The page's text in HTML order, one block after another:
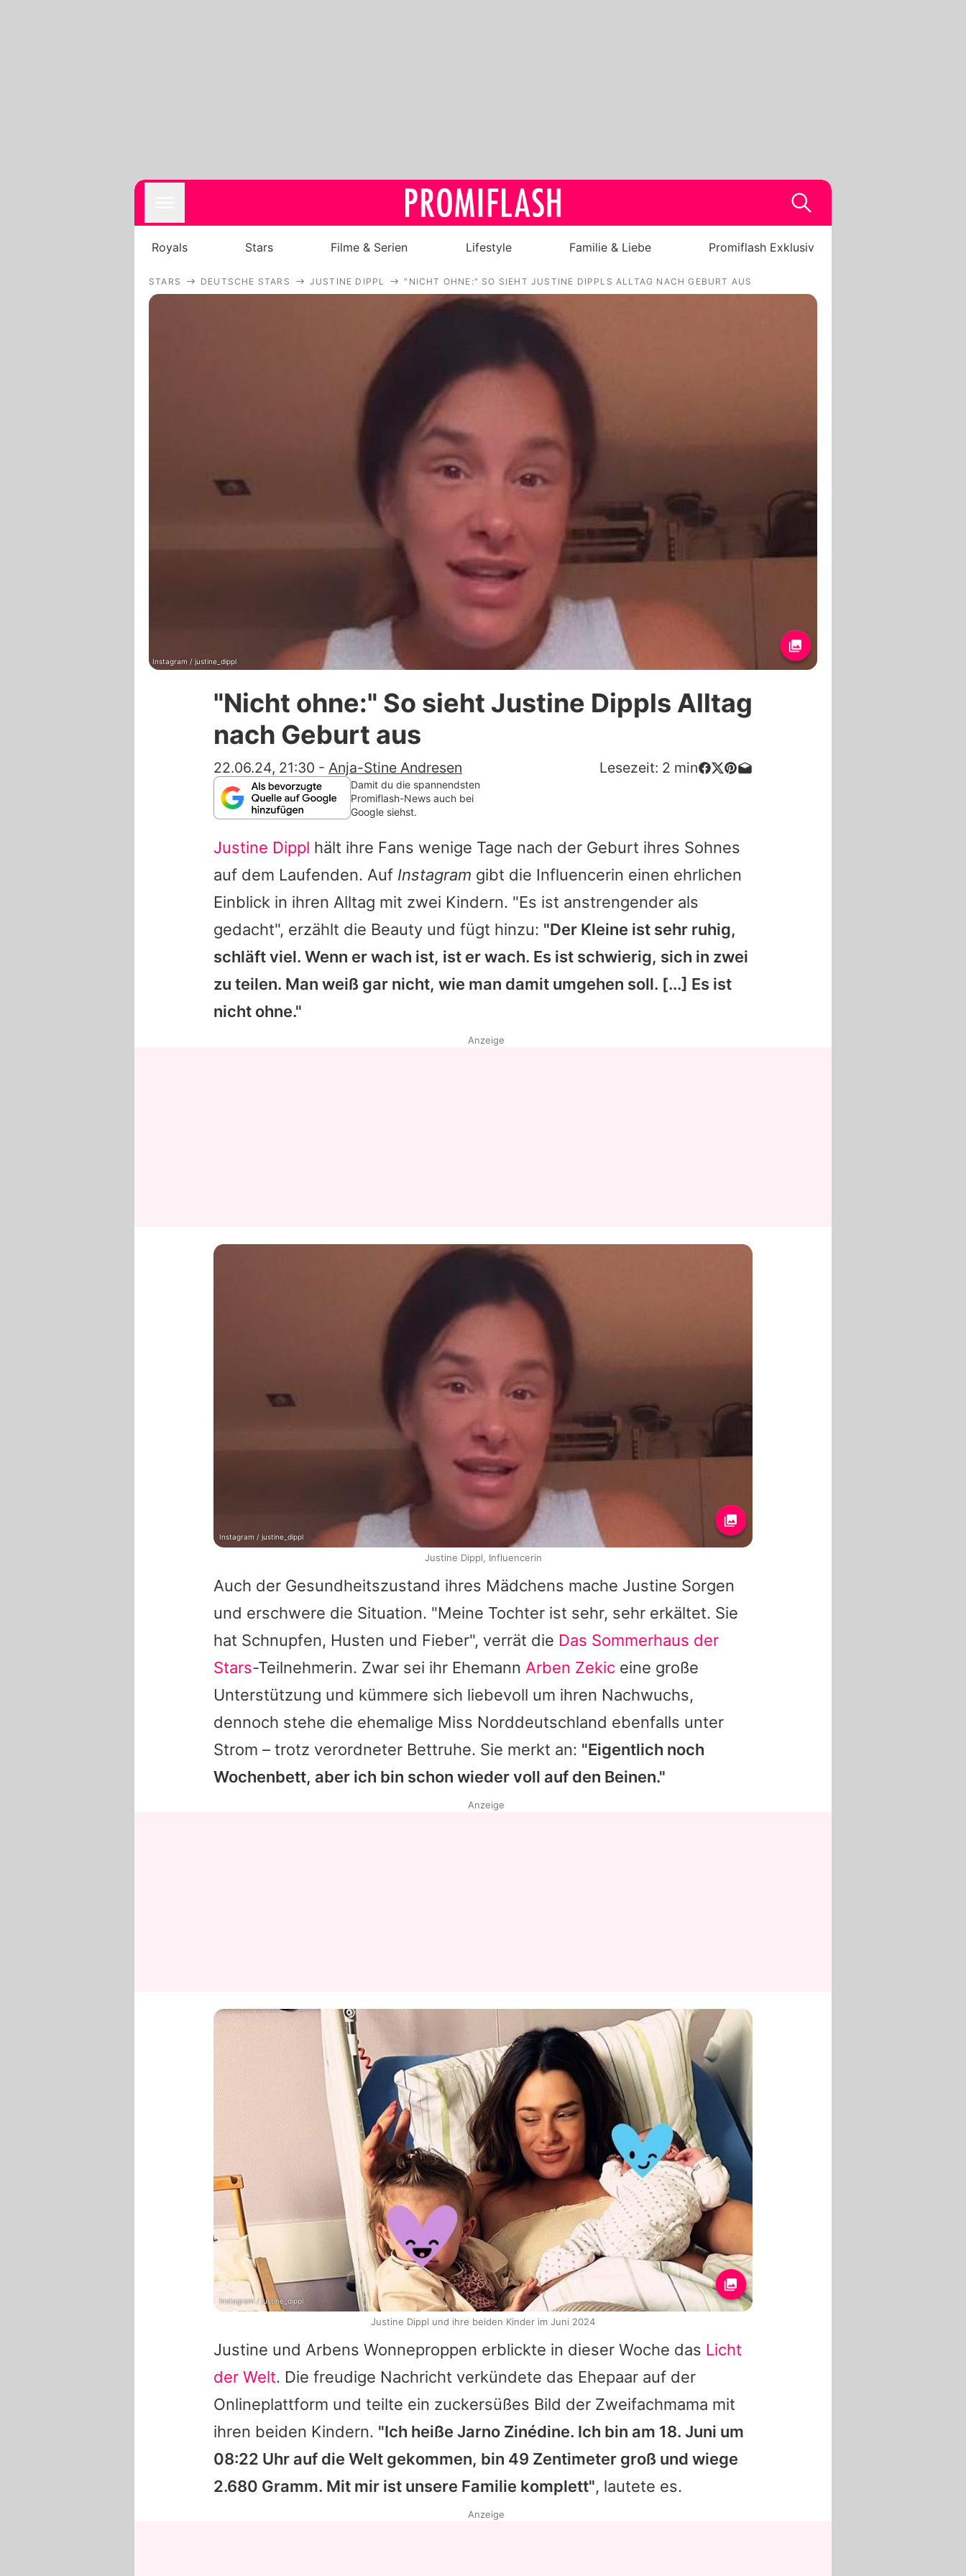
Royals
Lifestyle
Familie & Liebe
Promiflash Exklusiv
Alle Themen auf Promiflash
Jobs
App runterladen
Team
Redaktionelle Richtlinien
Impressum
Datenschutzerklärung
Nutzungsbedingungen
Royals Stars Filme & Serien Lifestyle Familie & Liebe Promiflash Exklusiv
STARS DEUTSCHE STARS JUSTINE DIPPL "NICHT OHNE:" SO SIEHT JUSTINE DIPPLS ALLTAG NACH GEBURT AUS
Instagram / justine_dippl
"Nicht ohne:" So sieht Justine Dippls Alltag
nach Geburt aus
22.06.24, 21:30 - Anja-Stine Andresen Lesezeit: 2 min
Damit du die spannendsten
Promiflash-News auch bei
Google siehst.
Justine Dippl hält ihre Fans wenige Tage nach der Geburt ihres Sohnes
auf dem Laufenden. Auf Instagram gibt die Influencerin einen ehrlichen
Einblick in ihren Alltag mit zwei Kindern. "Es ist anstrengender als
gedacht", erzählt die Beauty und fügt hinzu: "Der Kleine ist sehr ruhig,
schläft viel. Wenn er wach ist, ist er wach. Es ist schwierig, sich in zwei
zu teilen. Man weiß gar nicht, wie man damit umgehen soll. [...] Es ist
nicht ohne."
Auch der Gesundheitszustand ihres Mädchens mache Justine Sorgen
und erschwere die Situation. "Meine Tochter ist sehr, sehr erkältet. Sie
hat Schnupfen, Husten und Fieber", verrät die Das Sommerhaus der
Stars-Teilnehmerin. Zwar sei ihr Ehemann Arben Zekic eine große
Unterstützung und kümmere sich liebevoll um ihren Nachwuchs,
dennoch stehe die ehemalige Miss Norddeutschland ebenfalls unter
Strom – trotz verordneter Bettruhe. Sie merkt an: "Eigentlich noch
Wochenbett, aber ich bin schon wieder voll auf den Beinen."
Justine und Arbens Wonneproppen erblickte in dieser Woche das Licht
der Welt. Die freudige Nachricht verkündete das Ehepaar auf der
Onlineplattform und teilte ein zuckersüßes Bild der Zweifachmama mit
ihren beiden Kindern. "Ich heiße Jarno Zinédine. Ich bin am 18. Juni um
08:22 Uhr auf die Welt gekommen, bin 49 Zentimeter groß und wiege
2.680 Gramm. Mit mir ist unsere Familie komplett", lautete es.
Anzeige
Instagram / justine_dippl
Justine Dippl, Influencerin
Anzeige
Instagram / justine_dippl
Justine Dippl und ihre beiden Kinder im Juni 2024
Anzeige